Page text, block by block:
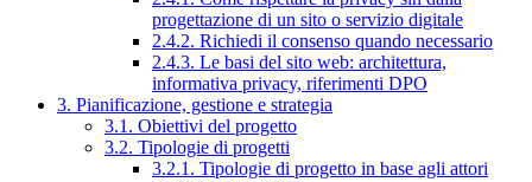
progettazione di un sito o servizio digitale
2.4.2. Richiedi il consenso quando necessario
2.4.3. Le basi del sito web: architettura,
informativa privacy, riferimenti DPO
3. Pianificazione, gestione e strategia
3.1. Obiettivi del progetto
3.2. Tipologie di progetti
3.2.1. Tipologie di progetto in base agli attori